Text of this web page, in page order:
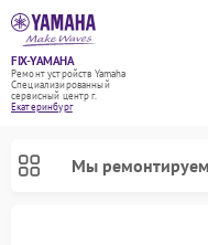
FIX-YAMAHA
Ремонт устройств Yamaha
Специализированный
cервисный центр г.
Екатеринбург
Мы ремонтируем